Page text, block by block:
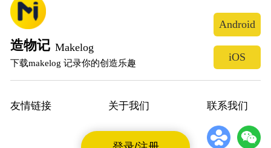
造物记 Makelog
下载makelog 记录你的创造乐趣
Android
iOS
友情链接 关于我们 联系我们